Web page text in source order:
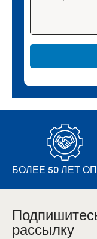
БОЛЕЕ 50 ЛЕТ
рассылку